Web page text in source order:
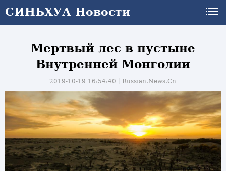
СИНЬХУА Новости
Мертвый лес в пустыне
Внутренней Монголии
2019-10-19 16:54:40丨Russian.News.Cn